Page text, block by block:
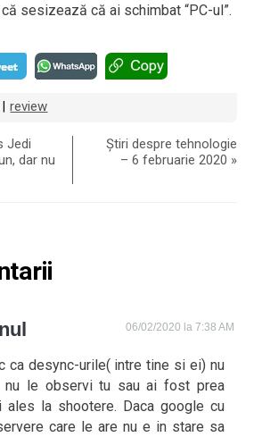
sesizează că ai schimbat “PC-ul”.
review
Jedi
dar nu
Știri despre tehnologie
– 6 februarie 2020 »
06/02/2020 la 7:38 AM
ca desync-urile( intre tine si ei) nu
nu le observi tu sau ai fost prea
ales la shootere. Daca google cu
care le are nu e in stare sa